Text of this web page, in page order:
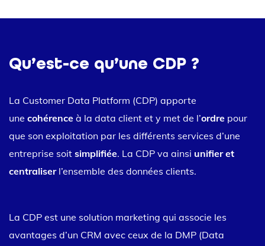
Qu’est-ce qu’une CDP ?
La Customer Data Platform (CDP) apporte
une cohérence à la data client et y met de l’ordre pour
que son exploitation par les différents services d’une
entreprise soit simplifiée. La CDP va ainsi unifier et
centraliserl’ensemble des données clients.
La CDP est une solution marketing qui associe les
avantages d’un CRM avec ceux de la DMP (Data